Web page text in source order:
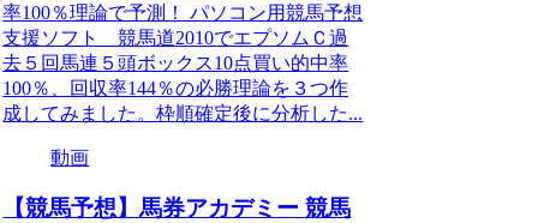
率100％理論で予測！ パソコン用競馬予想
支援ソフト 競馬道2010でエプソムＣ過
去５回馬連５頭ボックス10点買い的中率
100％、回収率144％の必勝理論を３つ作
成してみました。枠順確定後に分析した...
動画
【競馬予想】馬券アカデミー 競馬